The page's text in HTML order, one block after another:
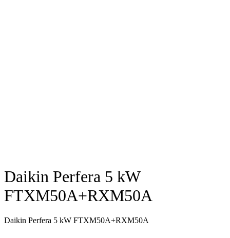
Daikin Perfera 5 kW
FTXM50A+RXM50A
Daikin Perfera 5 kW FTXM50A+RXM50A